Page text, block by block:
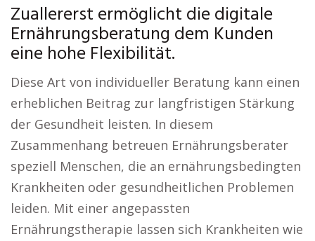
Zuallererst ermöglicht die digitale
Ernährungsberatung dem Kunden
eine hohe Flexibilität.
Diese Art von individueller Beratung kann einen
erheblichen Beitrag zur langfristigen Stärkung
der Gesundheit leisten. In diesem
Zusammenhang betreuen Ernährungsberater
speziell Menschen, die an ernährungsbedingten
Krankheiten oder gesundheitlichen Problemen
leiden. Mit einer angepassten
Ernährungstherapie lassen sich Krankheiten wie